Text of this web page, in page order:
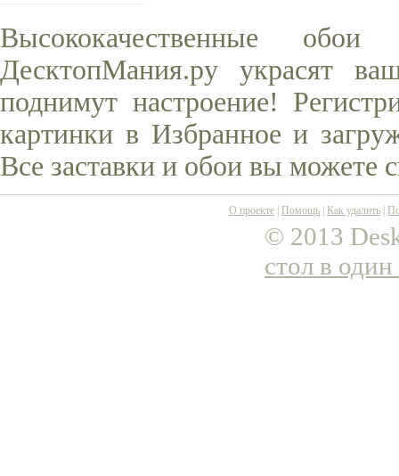
Высококачественные
ДесктопМания.ру украсят
поднимут настроение!
картинки в Избранное и
Все заставки и обои вы можете
О проекте Помощь Как удалить
© 2013
стол в